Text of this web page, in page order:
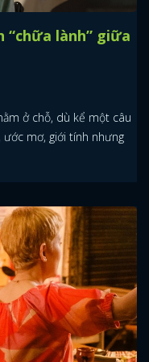
“chữa lành” giữa
ở chỗ, dù kể một câu
ước mơ, giới tính nhưng